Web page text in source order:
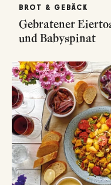
BROT & GEBÄCK
Gebratener
und Babyspinat